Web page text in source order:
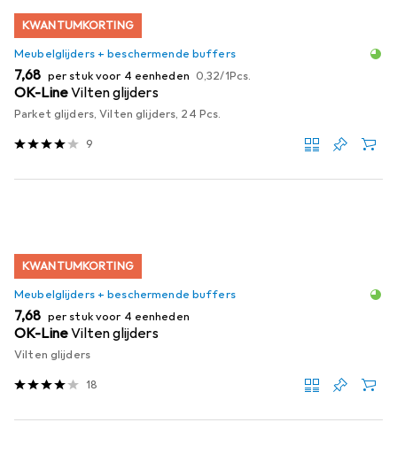
KWANTUMKORTING
Meubelglijders + beschermende buffers
EUR
7,68 per stuk voor 4 eenheden EUR
0,32/1Pcs.
OK-LineVilten glijders
Parket glijders, Vilten glijders, 24 Pcs.
9
KWANTUMKORTING
Meubelglijders + beschermende buffers
EUR
7,68 per stuk voor 4 eenheden
OK-LineVilten glijders
Vilten glijders
18